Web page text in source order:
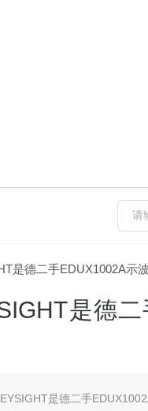
是德二手EDUX1002A示
是德
是德二手